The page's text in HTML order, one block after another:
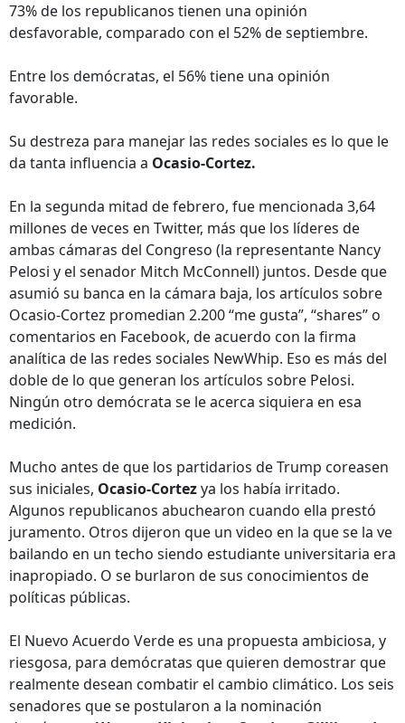
73% de los republicanos tienen una opinión
desfavorable, comparado con el 52% de septiembre.
Entre los demócratas, el 56% tiene una opinión
favorable.
Su destreza para manejar las redes sociales es lo que le
da tanta influencia a Ocasio-Cortez.
En la segunda mitad de febrero, fue mencionada 3,64
millones de veces en Twitter, más que los líderes de
ambas cámaras del Congreso (la representante Nancy
Pelosi y el senador Mitch McConnell) juntos. Desde que
asumió su banca en la cámara baja, los artículos sobre
Ocasio-Cortez promedian 2.200 “me gusta”, “shares” o
comentarios en Facebook, de acuerdo con la firma
analítica de las redes sociales NewWhip. Eso es más del
doble de lo que generan los artículos sobre Pelosi.
Ningún otro demócrata se le acerca siquiera en esa
medición.
Mucho antes de que los partidarios de Trump coreasen
sus iniciales, Ocasio-Cortezya los había irritado.
Algunos republicanos abuchearon cuando ella prestó
juramento. Otros dijeron que un video en la que se la ve
bailando en un techo siendo estudiante universitaria era
inapropiado. O se burlaron de sus conocimientos de
políticas públicas.
El Nuevo Acuerdo Verde es una propuesta ambiciosa, y
riesgosa, para demócratas que quieren demostrar que
realmente desean combatir el cambio climático. Los seis
senadores que se postularon a la nominación